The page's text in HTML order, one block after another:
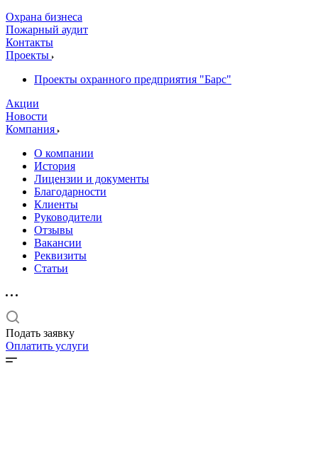
Охрана бизнеса
Пожарный аудит
Контакты
Проекты
Проекты охранного предприятия "Барс"
Акции
Новости
Компания
О компании
История
Лицензии и документы
Благодарности
Клиенты
Руководители
Отзывы
Вакансии
Реквизиты
Статьи
Подать заявку
Оплатить услуги